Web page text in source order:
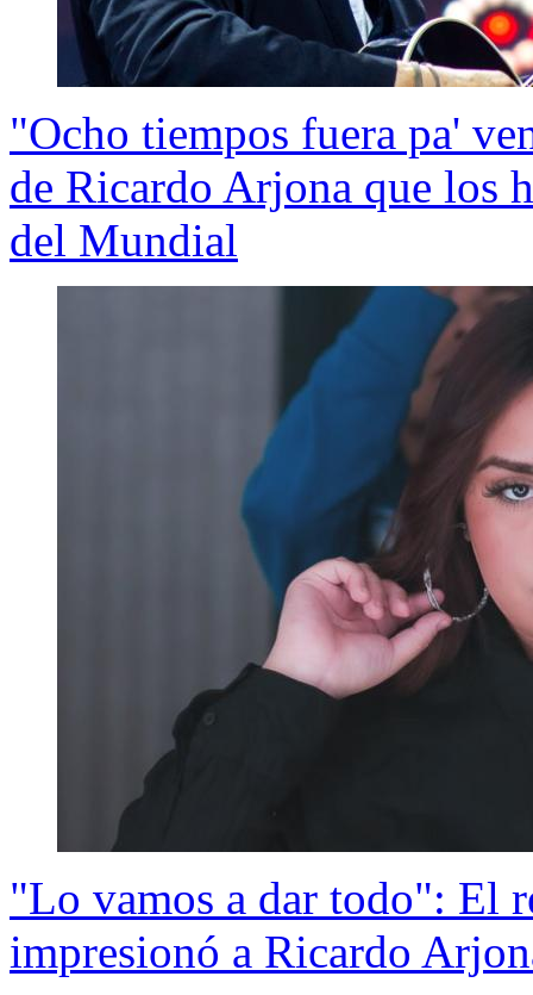
"Ocho tiempos fuera pa'
de Ricardo Arjona que los
del Mundial
"Lo vamos a dar todo": El
impresionó a Ricardo